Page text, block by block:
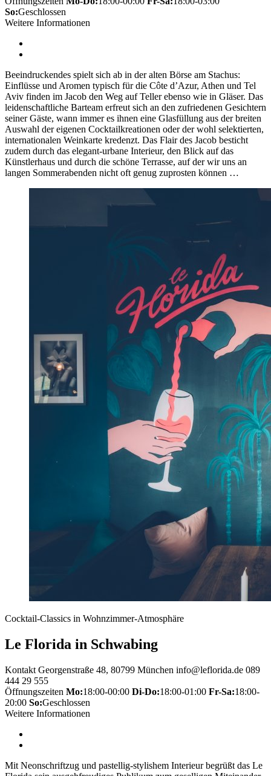
So:Geschlossen
Weitere Informationen
Beeindruckendes spielt sich ab in der alten Börse am Stachus:
Einflüsse und Aromen typisch für die Côte d’Azur, Athen und Tel
Aviv finden im Jacob den Weg auf Teller ebenso wie in Gläser. Das
leidenschaftliche Barteam erfreut sich an den zufriedenen Gesichtern
seiner Gäste, wann immer es ihnen eine Glasfüllung aus der breiten
Auswahl der eigenen Cocktailkreationen oder der wohl selektierten,
internationalen Weinkarte kredenzt. Das Flair des Jacob besticht
zudem durch das elegant-urbane Interieur, den Blick auf das
Künstlerhaus und durch die schöne Terrasse, auf der wir uns an
langen Sommerabenden nicht oft genug zuprosten können …
Cocktail-Classics in Wohnzimmer-Atmosphäre
Le Florida in Schwabing
Kontakt Georgenstraße 48, 80799 München info@leflorida.de 089
444 29 555
Öffnungszeiten Mo:18:00-00:00 Di-Do:18:00-01:00 Fr-Sa:18:00-
20:00 So:Geschlossen
Weitere Informationen
Mit Neonschriftzug und pastellig-stylishem Interieur begrüßt das Le